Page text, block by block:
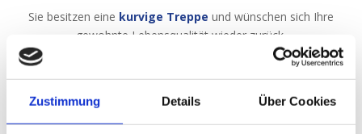
Zustimmung Details Über Cookies
Sie besitzen eine kurvige Treppe und wünschen sich Ihre
gewohnte Lebensqualität wieder zurück.